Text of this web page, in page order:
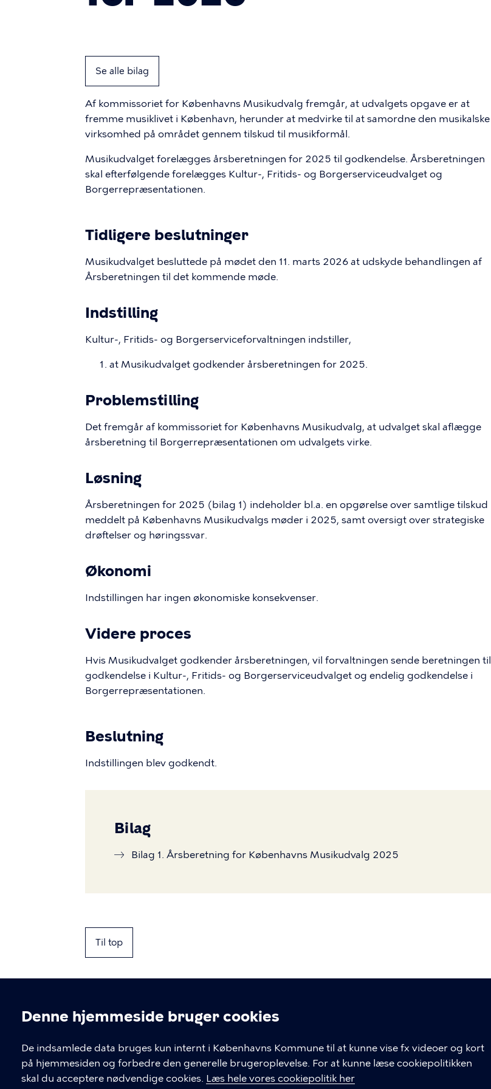
Cookieindstillinger
Denne hjemmeside bruger cookies
De indsamlede data bruges kun internt i Københavns Kommune til at kunne vise fx videoer og kort
på hjemmesiden og forbedre den generelle brugeroplevelse. For at kunne læse cookiepolitikken
skal du acceptere nødvendige cookies. Læs hele vores cookiepolitik her
Se alle bilag
Af kommissoriet for Københavns Musikudvalg fremgår, at udvalgets opgave er at
fremme musiklivet i København, herunder at medvirke til at samordne den musikalske
virksomhed på området gennem tilskud til musikformål.
Musikudvalget forelægges årsberetningen for 2025 til godkendelse. Årsberetningen
skal efterfølgende forelægges Kultur-, Fritids- og Borgerserviceudvalget og
Borgerrepræsentationen.
Tidligere beslutninger
Musikudvalget besluttede på mødet den 11. marts 2026 at udskyde behandlingen af
Årsberetningen til det kommende møde.
Indstilling
Kultur-, Fritids- og Borgerserviceforvaltningen indstiller,
at Musikudvalget godkender årsberetningen for 2025.
Problemstilling
Det fremgår af kommissoriet for Københavns Musikudvalg, at udvalget skal aflægge
årsberetning til Borgerrepræsentationen om udvalgets virke.
Løsning
Årsberetningen for 2025 (bilag 1) indeholder bl.a. en opgørelse over samtlige tilskud
meddelt på Københavns Musikudvalgs møder i 2025, samt oversigt over strategiske
drøftelser og høringssvar.
Økonomi
Indstillingen har ingen økonomiske konsekvenser.
Videre proces
Hvis Musikudvalget godkender årsberetningen, vil forvaltningen sende beretningen til
godkendelse i Kultur-, Fritids- og Borgerserviceudvalget og endelig godkendelse i
Borgerrepræsentationen.
Beslutning
Indstillingen blev godkendt.
Bilag
Bilag 1. Årsberetning for Københavns Musikudvalg 2025
Til top
Kontakt Københavns Kommune GENVEJE